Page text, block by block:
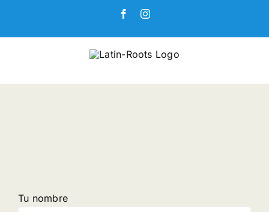
content
FacebookInstagram
Tu nombre